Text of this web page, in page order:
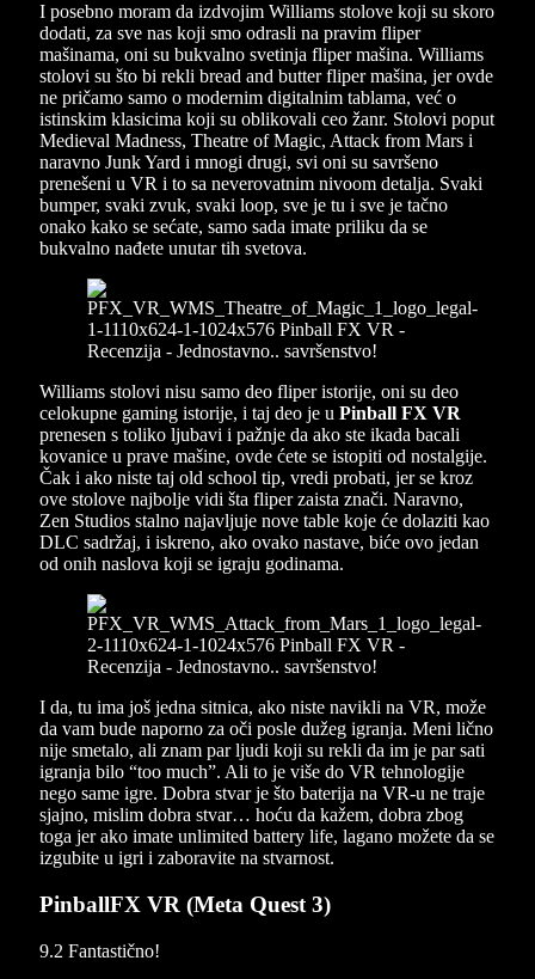
I posebno moram da izdvojim Williams stolove koji su skoro
dodati, za sve nas koji smo odrasli na pravim fliper
mašinama, oni su bukvalno svetinja fliper mašina. Williams
stolovi su što bi rekli bread and butter fliper mašina, jer ovde
ne pričamo samo o modernim digitalnim tablama, već o
istinskim klasicima koji su oblikovali ceo žanr. Stolovi poput
Medieval Madness, Theatre of Magic, Attack from Mars i
naravno Junk Yard i mnogi drugi, svi oni su savršeno
prenešeni u VR i to sa neverovatnim nivoom detalja. Svaki
bumper, svaki zvuk, svaki loop, sve je tu i sve je tačno
onako kako se sećate, samo sada imate priliku da se
bukvalno nađete unutar tih svetova.
Williams stolovi nisu samo deo fliper istorije, oni su deo
celokupne gaming istorije, i taj deo je u Pinball FX VR
prenesen s toliko ljubavi i pažnje da ako ste ikada bacali
kovanice u prave mašine, ovde ćete se istopiti od nostalgije.
Čak i ako niste taj old school tip, vredi probati, jer se kroz
ove stolove najbolje vidi šta fliper zaista znači. Naravno,
Zen Studios stalno najavljuje nove table koje će dolaziti kao
DLC sadržaj, i iskreno, ako ovako nastave, biće ovo jedan
od onih naslova koji se igraju godinama.
I da, tu ima još jedna sitnica, ako niste navikli na VR, može
da vam bude naporno za oči posle dužeg igranja. Meni lično
nije smetalo, ali znam par ljudi koji su rekli da im je par sati
igranja bilo “too much”. Ali to je više do VR tehnologije
nego same igre. Dobra stvar je što baterija na VR-u ne traje
sjajno, mislim dobra stvar… hoću da kažem, dobra zbog
toga jer ako imate unlimited battery life, lagano možete da se
izgubite u igri i zaboravite na stvarnost.
PinballFX VR (Meta Quest 3)
9.2 Fantastično!